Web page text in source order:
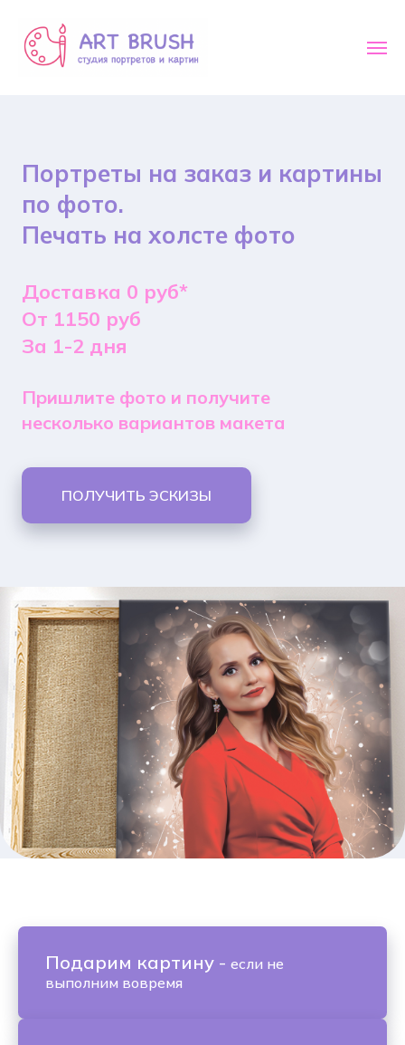
Портреты на заказ и картины
по фото.
Печать на холсте фото
Доставка 0 руб*
От 1150 руб
За 1-2 дня
Пришлите фото и получите
несколько вариантов макета
ПОЛУЧИТЬ ЭСКИЗЫ
Подарим картину - если не
выполним вовремя